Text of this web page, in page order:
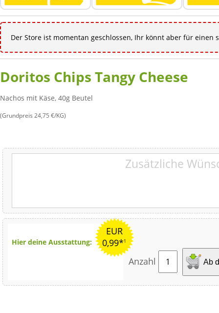
Der Store ist momentan geschlossen, Ihr könnt aber für einen
Doritos Chips Tangy Cheese
Nachos mit Käse, 40g Beutel
(Grundpreis 24,75 €/KG)
EUR
0,99*1
Hier deine Ausstattung:
Anzahl Ab